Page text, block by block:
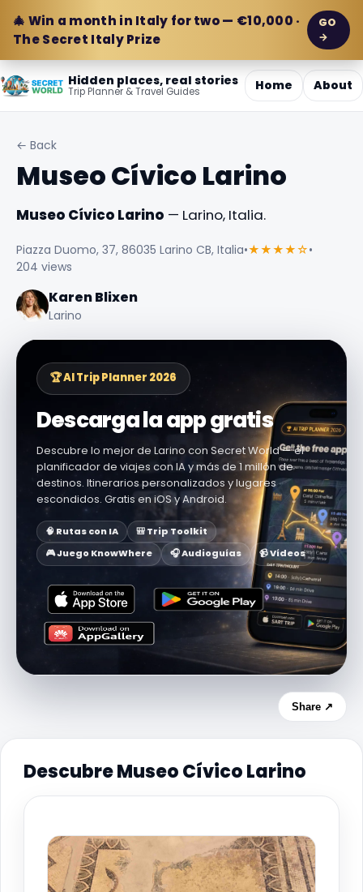
🎄 Win a month in Italy for two — €10,000 ·
The Secret Italy Prize
GO
→
Hidden places, real stories
Trip Planner & Travel Guides Home About
← Back
Museo Cívico Larino
Museo Cívico Larino — Larino, Italia.
Piazza Duomo, 37, 86035 Larino CB, Italia•★★★★☆•
204 views
Karen Blixen
Larino
🏆 AI Trip Planner 2026
Descarga la app gratis
Descubre lo mejor de Larino con Secret World — el
planificador de viajes con IA y más de 1 millón de
destinos. Itinerarios personalizados y lugares
escondidos. Gratis en iOS y Android.
🧠 Rutas con IA
🎒 Trip Toolkit
🎮 Juego KnowWhere
🎧 Audioguías 📹 Vídeos
Share ↗
Descubre Museo Cívico Larino